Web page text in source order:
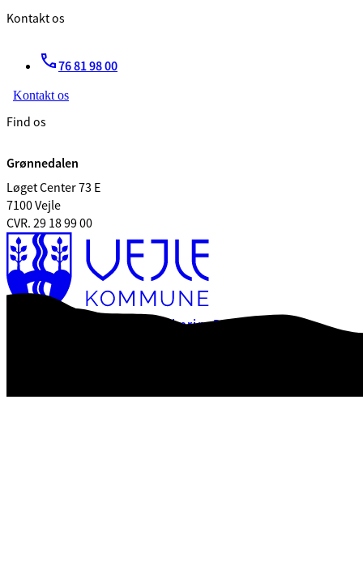
Kontakt os
76 81 98 00
Kontakt os
Find os
Grønnedalen
Løget Center 73 E
7100 Vejle
CVR. 29 18 99 00
TilgængelighedserklæringDatabeskyttelse